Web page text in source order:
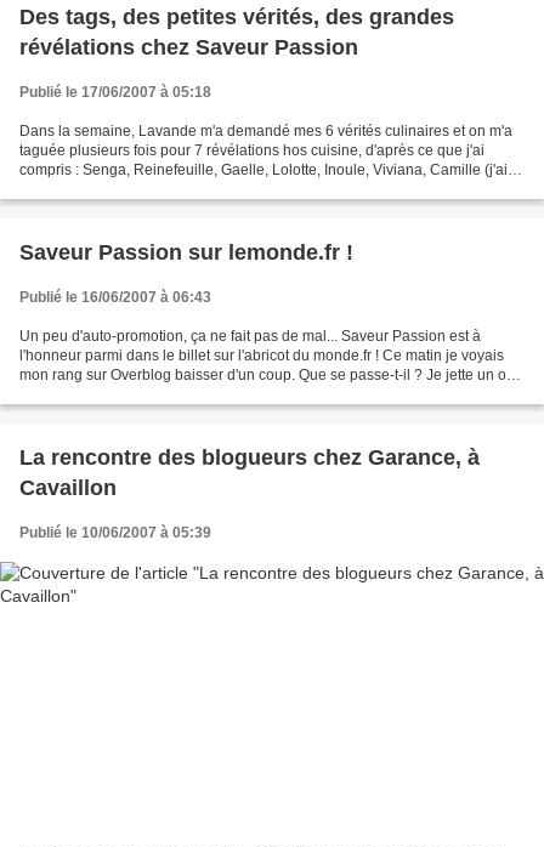
Des tags, des petites vérités, des grandes
révélations chez Saveur Passion
Publié le 17/06/2007 à 05:18
Dans la semaine, Lavande m'a demandé mes 6 vérités culinaires et on m'a
taguée plusieurs fois pour 7 révélations hos cuisine, d'après ce que j'ai
compris : Senga, Reinefeuille, Gaelle, Lolotte, Inoule, Viviana, Camille (j'ai la
Saveur Passion sur lemonde.fr !
Publié le 16/06/2007 à 06:43
Un peu d'auto-promotion, ça ne fait pas de mal... Saveur Passion est à
l'honneur parmi dans le billet sur l'abricot du monde.fr ! Ce matin je voyais
mon rang sur Overblog baisser d'un coup. Que se passe-t-il ? Je jette un oeil
La rencontre des blogueurs chez Garance, à
Cavaillon
Publié le 10/06/2007 à 05:39